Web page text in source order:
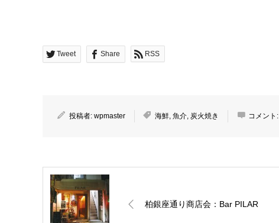
Tweet Share RSS
投稿者: wpmaster 海鮮, 魚介, 炭火焼き コメント:
柏銀座通り商店会：Bar PILAR